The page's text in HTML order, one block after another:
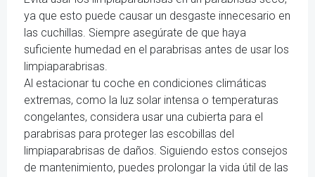
ya que esto puede causar un desgaste innecesario en
las cuchillas. Siempre asegúrate de que haya
suficiente humedad en el parabrisas antes de usar los
limpiaparabrisas.
Al estacionar tu coche en condiciones climáticas
extremas, como la luz solar intensa o temperaturas
congelantes, considera usar una cubierta para el
parabrisas para proteger las escobillas del
limpiaparabrisas de daños. Siguiendo estos consejos
de mantenimiento, puedes prolongar la vida útil de las